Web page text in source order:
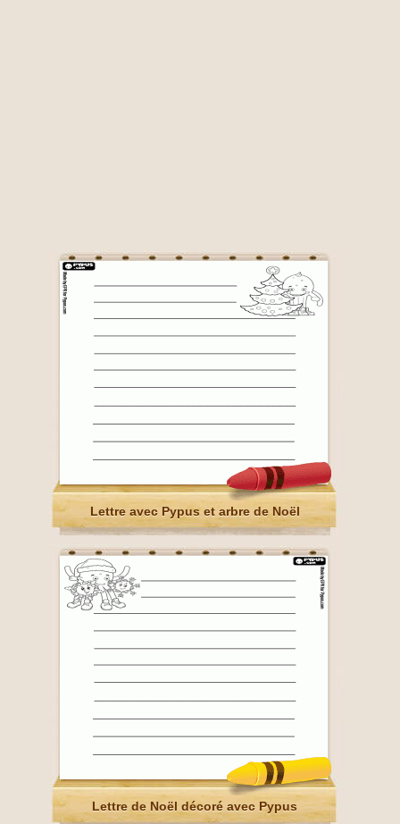
Lettre avec Pypus et arbre de Noël
Lettre de Noël décoré avec Pypus